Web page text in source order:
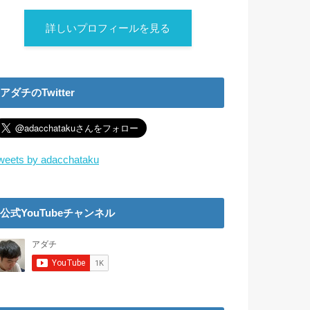
詳しいプロフィールを見る
アダチのTwitter
by adacchataku
公式YouTubeチャンネル